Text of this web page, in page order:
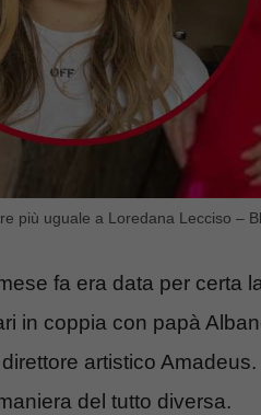
più uguale a Loredana Lecciso –
fa era data per certa
in coppia con papà
artistico
del tutto diversa.